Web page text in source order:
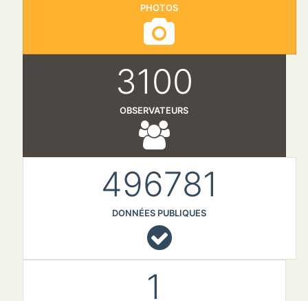
PHOTOS
3100
OBSERVATEURS
496781
DONNÉES PUBLIQUES
1